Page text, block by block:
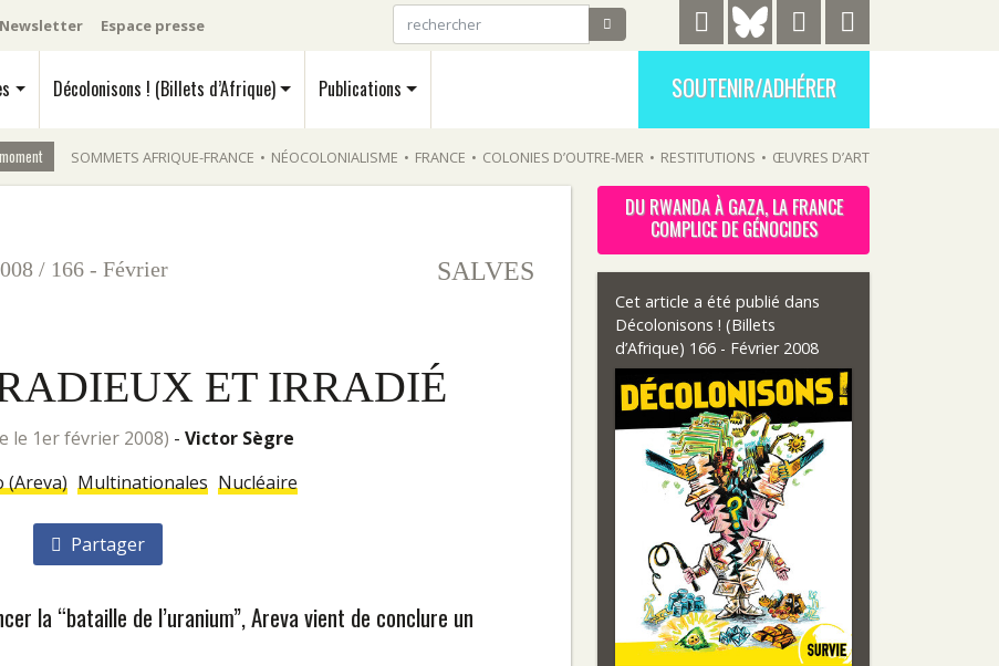
Newsletter Espace presse
Décolonisons ! (Billets d’Afrique) Publications SOUTENIR/ADHÉRER
SOMMETS AFRIQUE-FRANCE • NÉOCOLONIALISME • FRANCE • COLONIES D’OUTRE-MER • RESTITUTIONS • ŒUVRES D’ART
/ 166 - Février
SALVES
ET IRRADIÉ
le 1er février 2008) - Victor Sègre
(Areva) Multinationales Nucléaire
Partager
la “bataille de l’uranium”, Areva vient de conclure un
DU RWANDA À GAZA, LA FRANCE
COMPLICE DE GÉNOCIDES
Cet article a été publié dans
Décolonisons ! (Billets
d’Afrique) 166 - Février 2008